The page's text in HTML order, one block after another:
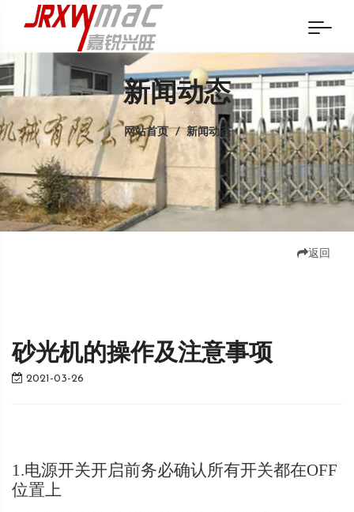
新闻动态
网站首页 / 新闻动态
返回
砂光机的操作及注意事项
2021-03-26
1.电源开关开启前务必确认所有开关都在OFF
位置上